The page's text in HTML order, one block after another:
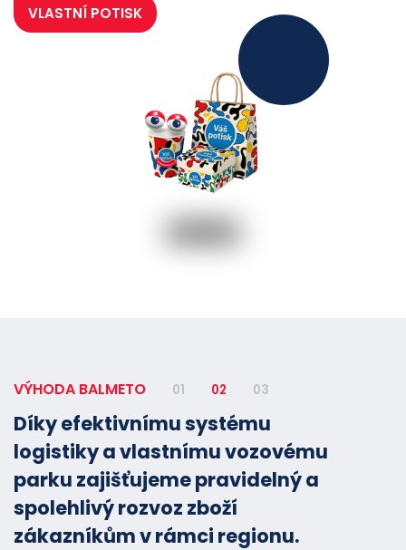
VLASTNÍ POTISK
VÝHODA BALMETO 01 02 03
Díky efektivnímu systému
logistiky a vlastnímu vozovému
parku zajišťujeme pravidelný a
spolehlivý rozvoz zboží
zákazníkům v rámci regionu.